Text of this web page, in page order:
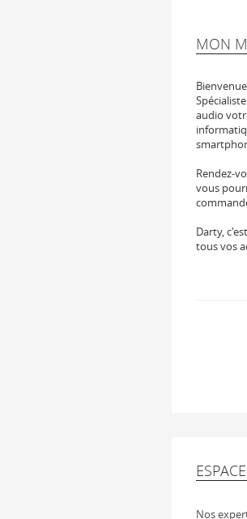
MON
audio
Rendez-
vous
Darty,
tous vos
Nos